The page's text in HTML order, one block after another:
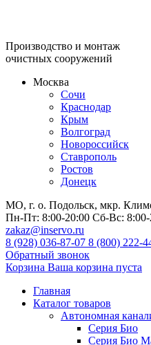
Производство и монтаж
очистных сооружений
Москва
Сочи
Краснодар
Крым
Волгоград
Новороссийск
Ставрополь
Ростов
Донецк
МО, г. о. Подольск, мкр.
Пн-Пт: 8:00-20:00 Сб-Вс:
zakaz@inservo.ru
8 (928) 036-87-07 8 (800) 222-
Обратный звонок
Корзина Ваша корзина пуста
Главная
Каталог товаров
Автономная
Серия Био
Серия Био